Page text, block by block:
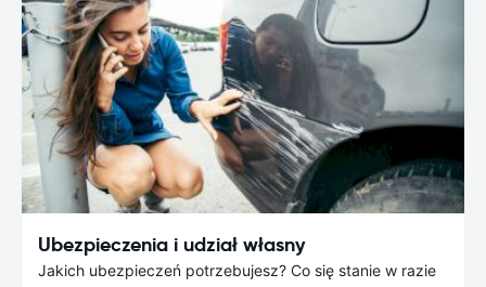
Ubezpieczenia i udział własny
Jakich ubezpieczeń potrzebujesz? Co się stanie w razie